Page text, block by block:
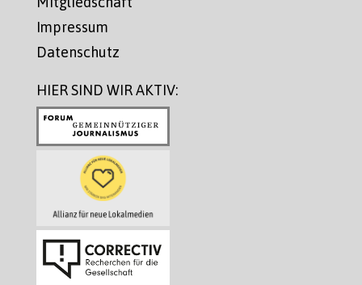
Impressum
Datenschutz
HIER SIND WIR AKTIV: